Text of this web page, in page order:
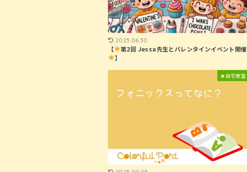
2025.06.30
【
第2回 Jessa先生とバレンタインイベント開催
】
★自宅教室